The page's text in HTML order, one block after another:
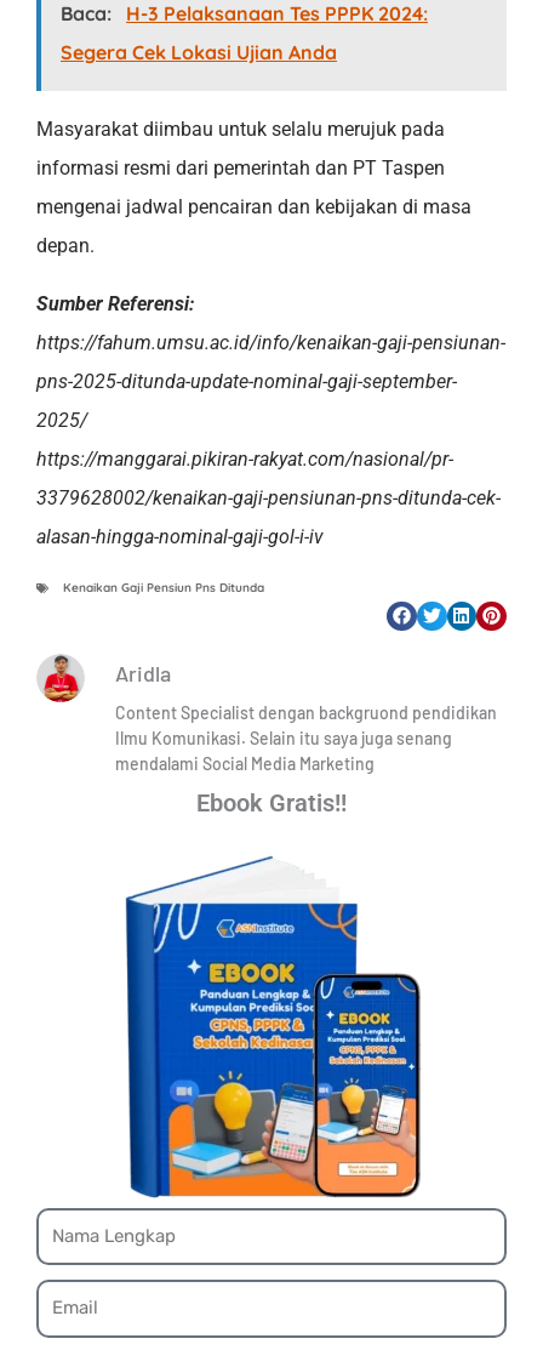
Baca:
H-3 Pelaksanaan Tes PPPK 2024:
Segera Cek Lokasi Ujian Anda
Masyarakat diimbau untuk selalu merujuk pada
informasi resmi dari pemerintah dan PT Taspen
mengenai jadwal pencairan dan kebijakan di masa
depan.
Sumber Referensi:
https://fahum.umsu.ac.id/info/kenaikan-gaji-pensiunan-
pns-2025-ditunda-update-nominal-gaji-september-
2025/
https://manggarai.pikiran-rakyat.com/nasional/pr-
3379628002/kenaikan-gaji-pensiunan-pns-ditunda-cek-
alasan-hingga-nominal-gaji-gol-i-iv
Kenaikan Gaji Pensiun Pns Ditunda
Aridla
Content Specialist dengan backgruond pendidikan
Ilmu Komunikasi. Selain itu saya juga senang
mendalami Social Media Marketing
Ebook Gratis!!
Name
Email